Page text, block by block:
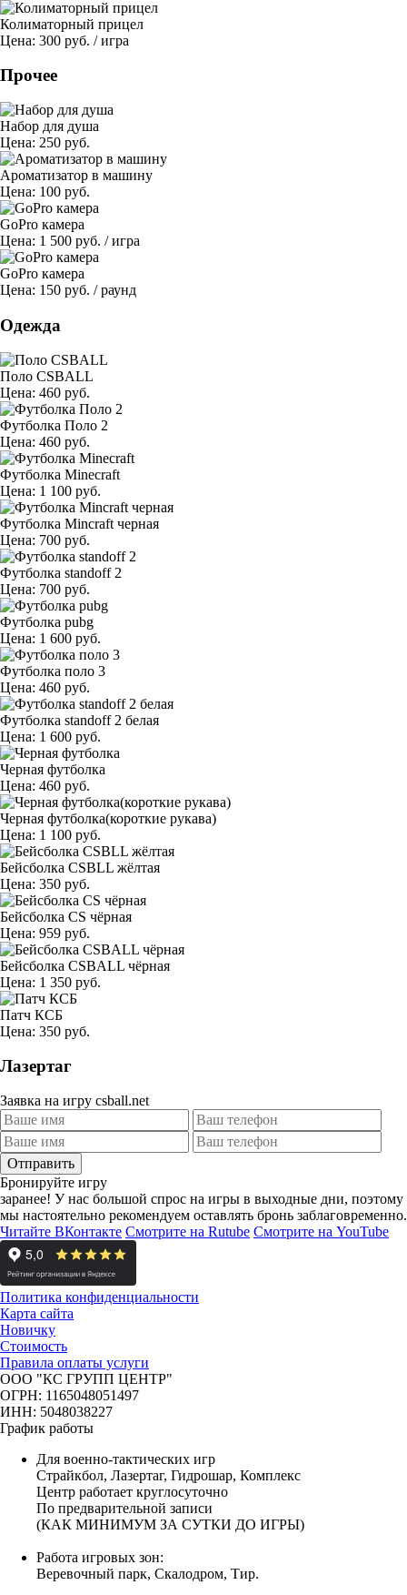
Колиматорный прицел
Цена: 300 руб. /игра
Прочее
Набор для душа
Цена: 250 руб.
Ароматизатор в машину
Цена: 100 руб.
GoPro камера
Цена: 1 500 руб. /игра
GoPro камера
Цена: 150 руб. /раунд
Одежда
Поло CSBALL
Цена: 460 руб.
Футболка Поло 2
Цена: 460 руб.
Футболка Minecraft
Цена: 1 100 руб.
Футболка Mincraft черная
Цена: 700 руб.
Футболка standoff 2
Цена: 700 руб.
Футболка pubg
Цена: 1 600 руб.
Футболка поло 3
Цена: 460 руб.
Футболка standoff 2 белая
Цена: 1 600 руб.
Черная футболка
Цена: 460 руб.
Черная футболка(короткие рукава)
Цена: 1 100 руб.
Бейсболка CSBLL жёлтая
Цена: 350 руб.
Бейсболка CS чёрная
Цена: 959 руб.
Бейсболка CSBALL чёрная
Цена: 1 350 руб.
Патч КСБ
Цена: 350 руб.
Лазертаг
Заявка на игру csball.net
Отправить
Бронируйте игру
заранее! У нас большой спрос на игры в выходные дни, поэтому
мы настоятельно рекомендуем оставлять бронь заблаговременно.
Читайте ВКонтакте Смотрите на Rutube Смотрите на YouTube
Политика конфиденциальности
Карта сайта
Новичку
Стоимость
Правила оплаты услуги
ООО "КС ГРУПП ЦЕНТР"
ОГРН: 1165048051497
ИНН: 5048038227
График работы
Для военно-тактических игр
Страйкбол, Лазертаг, Гидрошар, Комплекс
Центр работает круглосуточно
По предварительной записи
(КАК МИНИМУМ ЗА СУТКИ ДО ИГРЫ)
Работа игровых зон:
Веревочный парк, Скалодром, Тир.